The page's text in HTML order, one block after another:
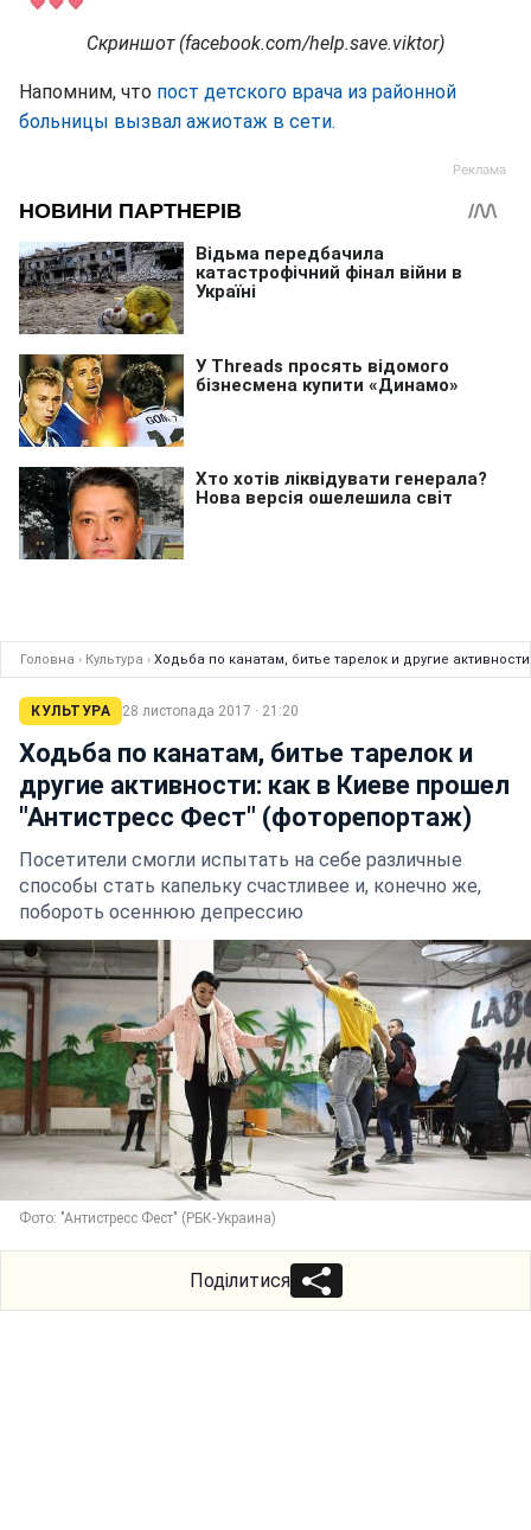
Cкриншот (facebook.com/help.save.viktor)
Напомним, что пост детского врача из районной
больницы вызвал ажиотаж в сети.
Головна › Культура › Ходьба по канатам, битье тарелок и другие
КУЛЬТУРА 28 листопада 2017 · 21:20
Ходьба по канатам, битье тарелок и
другие активности: как в Киеве прошел
"Антистресс Фест" (фоторепортаж)
Посетители смогли испытать на себе различные
способы стать капельку счастливее и, конечно же,
побороть осеннюю депрессию
Фото: "Антистресс Фест" (РБК-Украина)
Поділитися